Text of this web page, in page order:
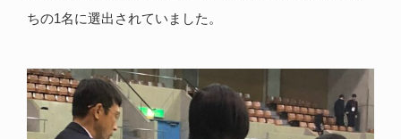
ちの1名に選出されていました。